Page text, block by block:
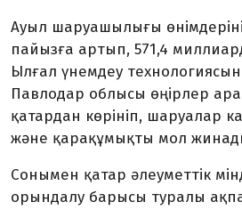
Ауыл шаруашылығы
пайызға артып, 571,4
Ылғал үнемдеу
Павлодар облысы өңірлер
қатардан көрініп, шаруалар
және қарақұмықты мол
Сонымен қатар әлеуметтік
орындалу барысы туралы